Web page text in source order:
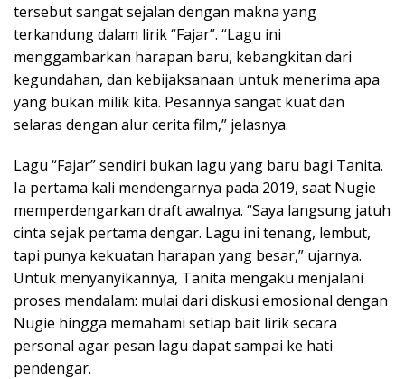
tersebut sangat sejalan dengan makna yang
terkandung dalam lirik “Fajar”. “Lagu ini
menggambarkan harapan baru, kebangkitan dari
kegundahan, dan kebijaksanaan untuk menerima apa
yang bukan milik kita. Pesannya sangat kuat dan
selaras dengan alur cerita film,” jelasnya.
Lagu “Fajar” sendiri bukan lagu yang baru bagi Tanita.
Ia pertama kali mendengarnya pada 2019, saat Nugie
memperdengarkan draft awalnya. “Saya langsung jatuh
cinta sejak pertama dengar. Lagu ini tenang, lembut,
tapi punya kekuatan harapan yang besar,” ujarnya.
Untuk menyanyikannya, Tanita mengaku menjalani
proses mendalam: mulai dari diskusi emosional dengan
Nugie hingga memahami setiap bait lirik secara
personal agar pesan lagu dapat sampai ke hati
pendengar.